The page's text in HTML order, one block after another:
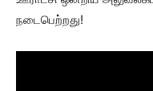
நடைபெற்றது!